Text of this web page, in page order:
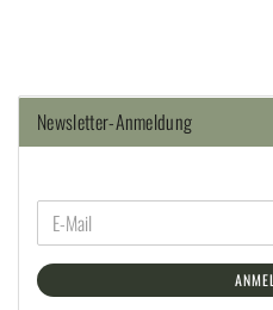
Newsletter-Anmeldung